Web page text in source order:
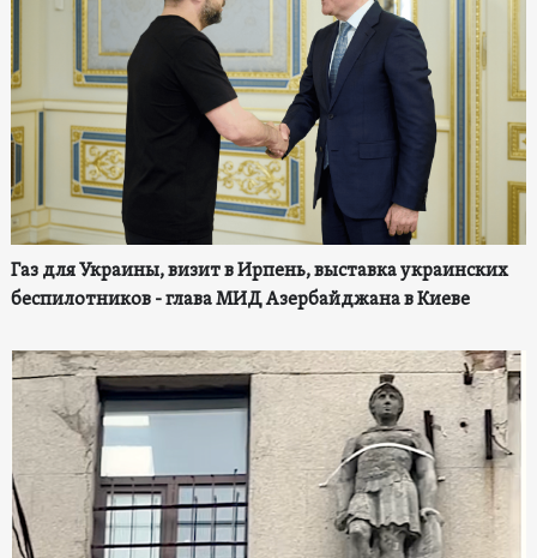
Газ для Украины, визит в Ирпень, выставка украинских
беспилотников - глава МИД Азербайджана в Киеве